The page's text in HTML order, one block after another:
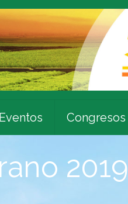
Eventos Congresos
2019